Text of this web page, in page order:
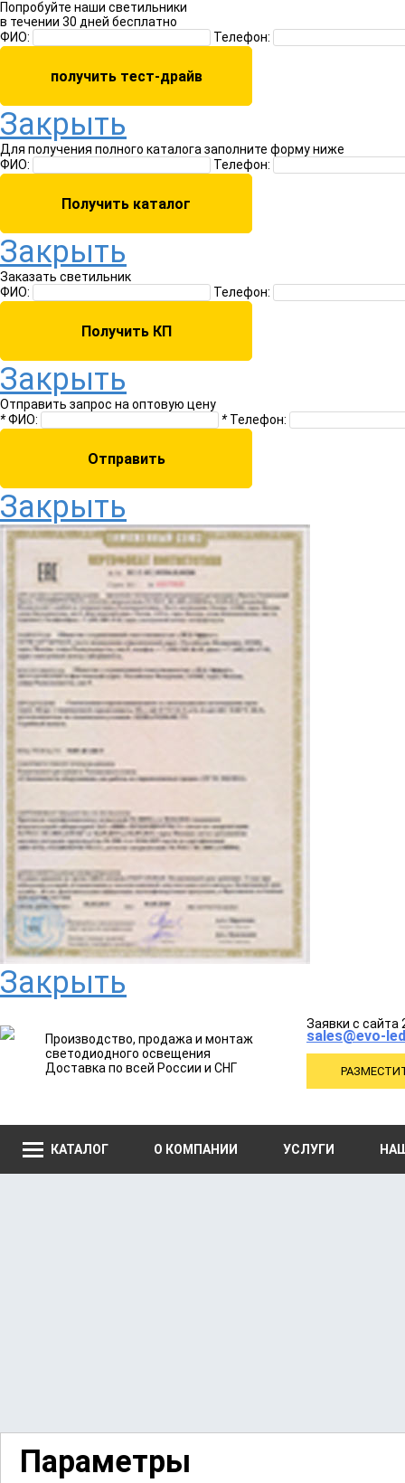
Попробуйте наши светильники
в течении 30 дней бесплатно
ФИО:
Телефон:
Закрыть
Для получения полного каталога заполните форму ниже
ФИО:
Телефон:
Закрыть
Заказать светильник
ФИО:
Телефон:
Закрыть
Отправить запрос на оптовую цену
*ФИО: *Телефон:
Закрыть
Закрыть
Производство, продажа и монтаж
светодиодного освещения
Доставка по всей России и СНГ
Заявки с сайта
sales@evo-
КАТАЛОГ О КОМПАНИИ УСЛУГИ
Параметры